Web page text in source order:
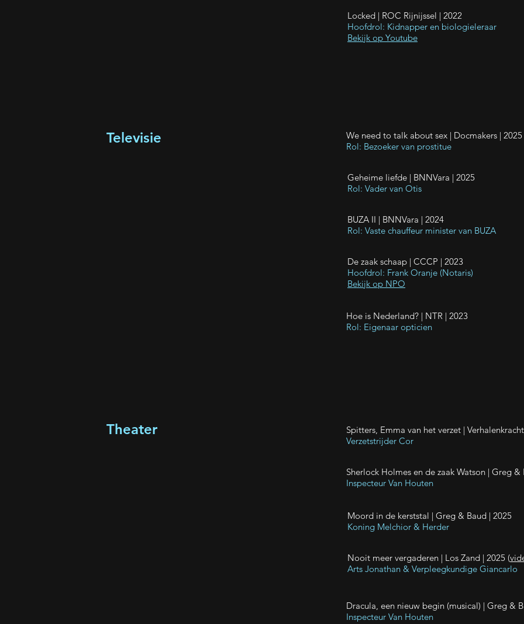
Locked | ROC Rijnijssel | 2022
Hoofdrol: Kidnapper en biologieleraar
Bekijk op Youtube
Televisie
We need to talk about sex | Docmakers | 2025
Rol: Bezoeker van prostitue
Geheime liefde | BNNVara | 2025
Rol: Vader van Otis
BUZA II | BNNVara | 2024
Rol: Vaste chauffeur minister van BUZA
De zaak schaap | CCCP | 2023
Hoofdrol: Frank Oranje (Notaris)
Bekijk op NPO
Hoe is Nederland? | NTR | 2023
Rol: Eigenaar opticien
Theater
Spitters, Emma van het verzet |
Verzetstrijder Cor
Sherlock Holmes en de zaak Watson | Greg &
Inspecteur Van Houten
Moord in de kerststal | Greg & Baud | 2025
Koning Melchior & Herder
Nooit meer vergaderen | Los Zand | 2025 (
Arts Jonathan & Verpleegkundige Giancarlo
Dracula, een nieuw begin (musical) | Greg &
Inspecteur Van Houten